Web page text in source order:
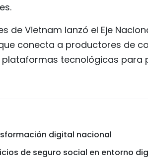
de Vietnam lanzó el Eje
conecta a productores de
tecnológicas para
digital nacional
de seguro social en entorno